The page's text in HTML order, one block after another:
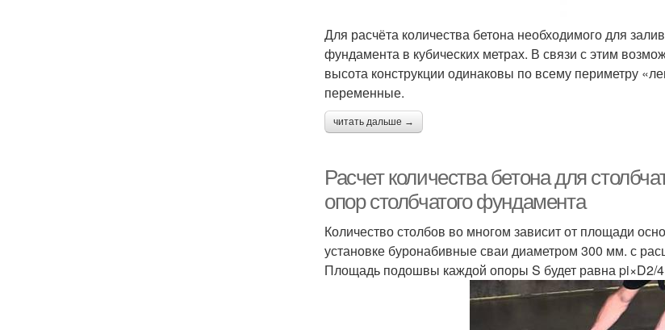
Для расчёта количества бетона необходимого для
фундамента в кубических метрах. В связи с этим
высота конструкции одинаковы по всему периметру
переменные.
читать дальше →
Расчет количества бетона для
опор столбчатого фундамента
Количество столбов во многом зависит от площади
установке буронабивные сваи диаметром 300 мм. с
Площадь подошвы каждой опоры S будет равна pi×D2/